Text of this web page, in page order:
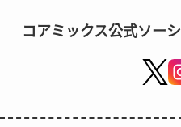
コアミックス公式ソー